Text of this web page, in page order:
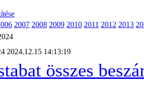
2007 2008 2009 2010 2011 2012 2013
2024.12.15 14:13:19
összes